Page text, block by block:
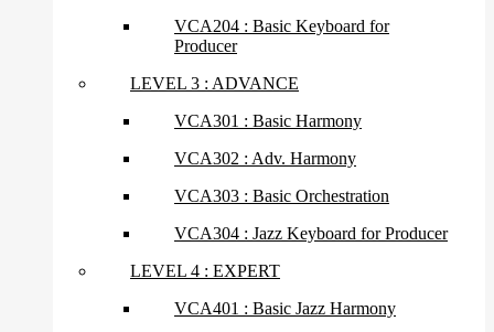
VCA204 : Basic Keyboard for
Producer
LEVEL 3 : ADVANCE
VCA301 : Basic Harmony
VCA302 : Adv. Harmony
VCA303 : Basic Orchestration
VCA304 : Jazz Keyboard for Producer
LEVEL 4 : EXPERT
VCA401 : Basic Jazz Harmony